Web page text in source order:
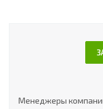
Менеджеры